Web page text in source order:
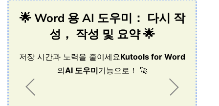
🌟 Word 용 AI 도우미： 다시 작
성， 작성 및 요약 🌟
저장 시간과 노력을 줄이세요Kutools for Word
의AI 도우미기능으로！ 🚀